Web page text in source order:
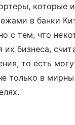
которые
в банки
с тем, что
бизнеса,
то есть
только в